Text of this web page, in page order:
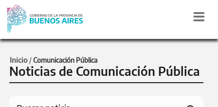
Inicio /Comunicación Pública
Noticias de Comunicación Pública